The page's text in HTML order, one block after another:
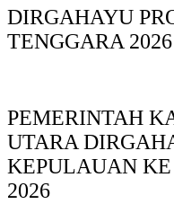
DIRGAHAYU
TENGGARA 2026
PEMERINTAH
UTARA
KEPULAUAN
2026